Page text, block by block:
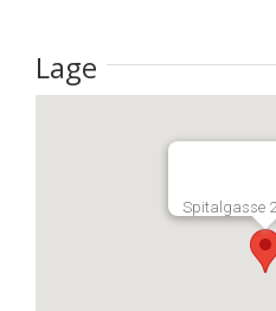
Lage
Spitalgasse